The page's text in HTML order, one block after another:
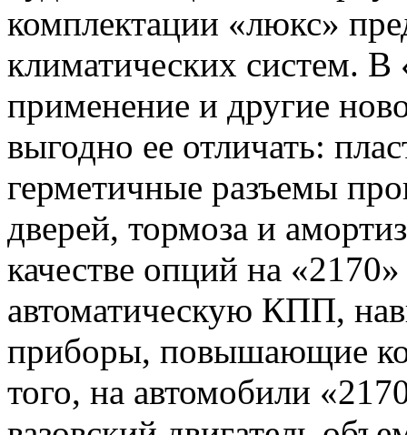
комплектации «люкс»
климатических систем. В
применение и другие
выгодно ее отличать:
герметичные разъемы
дверей, тормоза и
качестве опций на
автоматическую КПП,
приборы, повышающие
того, на автомобили